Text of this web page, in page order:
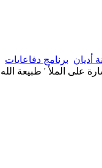
أديان برنامج دفاعايات
الله 4' ) مع ق د وجيد فهيم جرجس 8 مايو 2024